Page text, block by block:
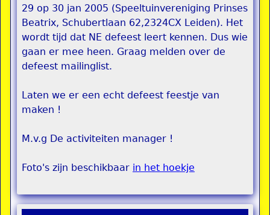
29 op 30 jan 2005 (Speeltuinvereniging Prinses
Beatrix, Schubertlaan 62,2324CX Leiden). Het
wordt tijd dat NE defeest leert kennen. Dus wie
gaan er mee heen. Graag melden over de
defeest mailinglist.
Laten we er een echt defeest feestje van
maken !
M.v.g De activiteiten manager !
Foto's zijn beschikbaar in het hoekje